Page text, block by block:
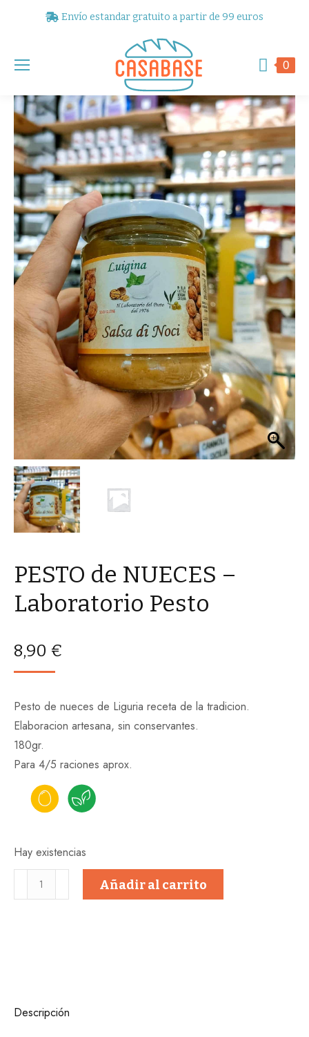
Envío estandar gratuito a partir de 99 euros
0
PESTO de NUECES –
Laboratorio Pesto
8,90 €
Pesto de nueces de Liguria receta de la tradicion.
Elaboracion artesana, sin conservantes.
180gr.
Para 4/5 raciones aprox.
Hay existencias
PESTO
de
Añadir al carrito
Descripción